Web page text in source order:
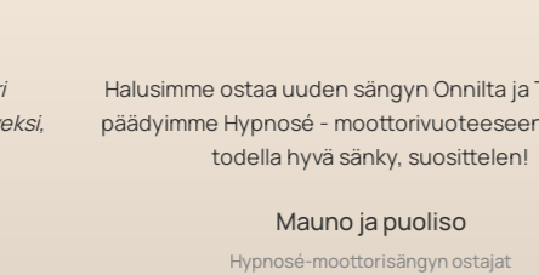
Halusimme ostaa uuden sängyn Onnilta ja
päädyimme Hypnosé - moottorivuoteeseen.
todella hyvä sänky, suosittelen!
Mauno ja puoliso
Hypnosé-moottorisängyn ostajat